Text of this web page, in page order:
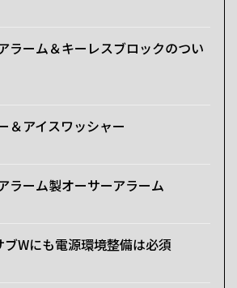
ラーム＆キーレスブロックのつい
＆アイスワッシャー
ラーム製オーサーアラーム
ブWにも電源環境整備は必須